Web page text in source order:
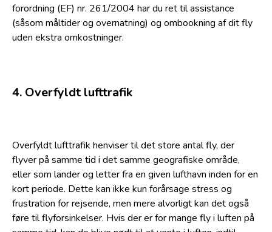
forordning (EF) nr. 261/2004 har du ret til assistance
(såsom måltider og overnatning) og ombookning af dit fly
uden ekstra omkostninger.
4. Overfyldt lufttrafik
Overfyldt lufttrafik henviser til det store antal fly, der
flyver på samme tid i det samme geografiske område,
eller som lander og letter fra en given lufthavn inden for en
kort periode. Dette kan ikke kun forårsage stress og
frustration for rejsende, men mere alvorligt kan det også
føre til flyforsinkelser. Hvis der er for mange fly i luften på